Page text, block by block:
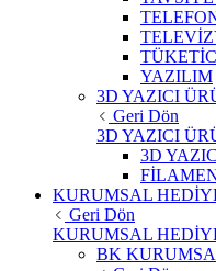
YAZILIM
3D YAZICI
Geri Dön
3D YAZICI
3D
KURUMSAL
Geri Dön
KURUMSAL
BK